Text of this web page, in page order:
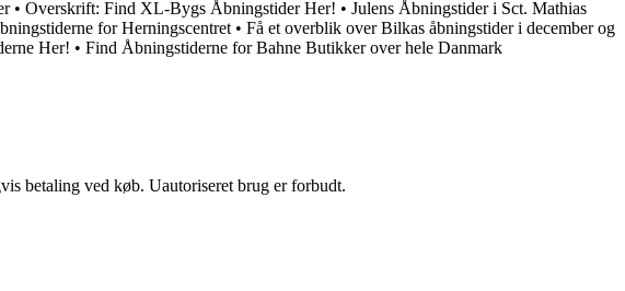
• Overskrift: Find XL-Bygs Åbningstider Her! • Julens Åbningstider i Sct. Mathias
for Herningscentret • Få et overblik over Bilkas åbningstider i december og
Her! • Find Åbningstiderne for Bahne Butikker over hele Danmark
betaling ved køb. Uautoriseret brug er forbudt.